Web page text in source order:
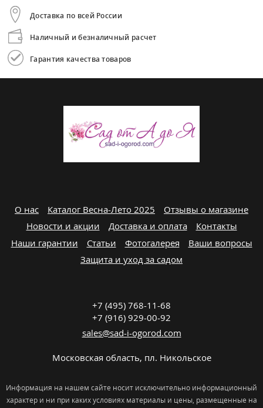
Доставка по всей России
Наличный и безналичный расчет
Гарантия качества товаров
О нас Каталог Весна-Лето 2025
Отзывы о магазине
Новости и акции
Доставка и оплата
Контакты
Наши гарантии
Статьи Фотогалерея
Ваши вопросы
Защита и уход за садом
+7 (495) 768-11-68
+7 (916) 929-00-92
sales@sad-i-ogorod.com
Московская область, пл. Никольcкое
Информация на нашем сайте носит исключительно информационный
характер и ни при каких условиях материалы и цены, размещенные на